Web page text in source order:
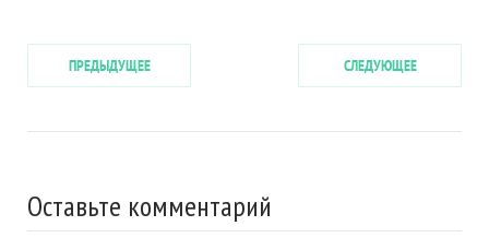
ПРЕДЫДУЩЕЕ СЛЕДУЮЩЕЕ
Оставьте комментарий